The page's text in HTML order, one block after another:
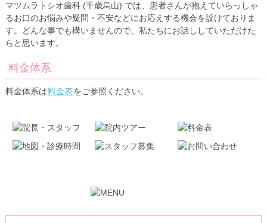
マツムラトシオ歯科 (千歳烏山) では、患者さんが抱えていらっしゃ
るお口のお悩みや疑問・不安などにお応えする機会を設けておりま
す。どんな事でも構いませんので、私たちにお話ししていただけた
らと思います。
料金体系
料金体系は料金表をご参照ください。